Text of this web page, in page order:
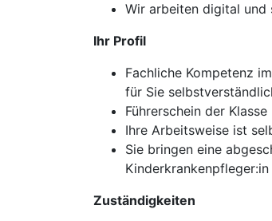
Wir arbeiten digital und
Ihr Profil
Fachliche Kompetenz
für Sie
Führerschein der Klasse
Ihre Arbeitsweise ist
Sie bringen eine
Zuständigkeiten